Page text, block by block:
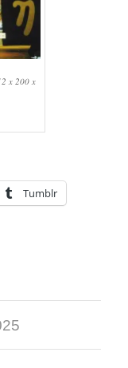
x 200 x
Tumblr